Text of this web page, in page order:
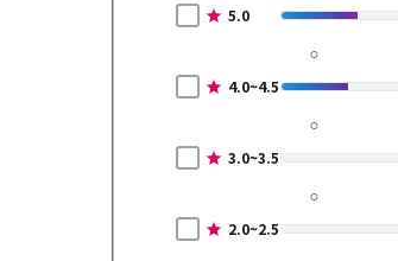
5.0
4.0~4.5
3.0~3.5
2.0~2.5